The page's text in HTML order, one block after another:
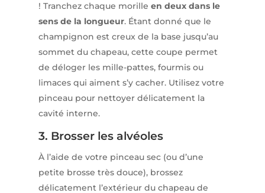
! Tranchez chaque morille en deux dans le
sens de la longueur. Étant donné que le
champignon est creux de la base jusqu’au
sommet du chapeau, cette coupe permet
de déloger les mille-pattes, fourmis ou
limaces qui aiment s’y cacher. Utilisez votre
pinceau pour nettoyer délicatement la
cavité interne.
3. Brosser les alvéoles
À l’aide de votre pinceau sec (ou d’une
petite brosse très douce), brossez
délicatement l’extérieur du chapeau de